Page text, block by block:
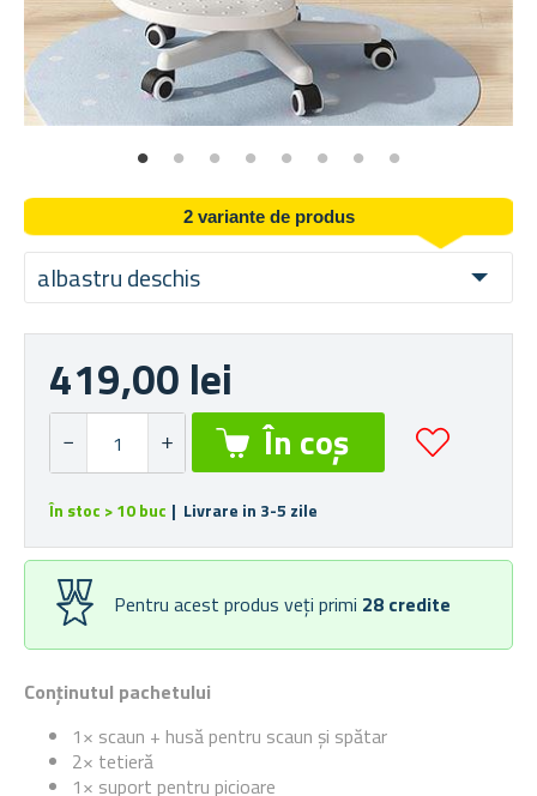
2 variante de produs
albastru deschis
Conținutul pachetului
1× scaun + husă pentru scaun și spătar
2× tetieră
1× suport pentru picioare
419,00 lei
În stoc > 10 buc | Livrare in 3-5 zile
Pentru acest produs veți primi 28 credite